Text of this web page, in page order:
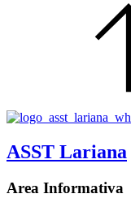
ASST Lariana
Area Informativa